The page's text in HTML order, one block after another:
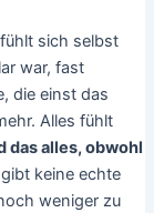
sich selbst
war, fast
die einst das
Alles fühlt
das alles, obwohl
keine echte
weniger zu